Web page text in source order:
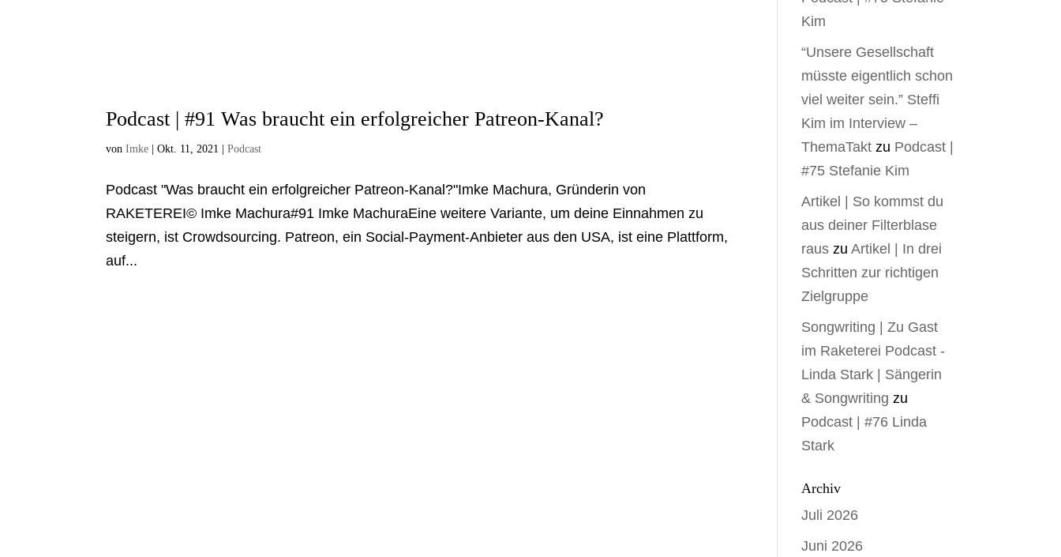
Podcast | #91 Was braucht ein erfolgreicher Patreon-Kanal?
vonImke |Okt. 11, 2021 |Podcast
Podcast "Was braucht ein erfolgreicher Patreon-Kanal?"Imke Machura, Gründerin von
RAKETEREI© Imke Machura#91 Imke MachuraEine weitere Variante, um deine Einnahmen zu
steigern, ist Crowdsourcing. Patreon, ein Social-Payment-Anbieter aus den USA, ist eine Plattform,
auf...
Kim
“Unsere Gesellschaft
müsste eigentlich schon
viel weiter sein.” Steffi
Kim im Interview –
ThemaTakt zu Podcast |
#75 Stefanie Kim
Artikel | So kommst du
aus deiner Filterblase
raus zuArtikel | In drei
Schritten zur richtigen
Zielgruppe
Songwriting | Zu Gast
im Raketerei Podcast -
Linda Stark | Sängerin
& Songwriting zu
Podcast | #76 Linda
Stark
Archiv
Juli 2026
Juni 2026